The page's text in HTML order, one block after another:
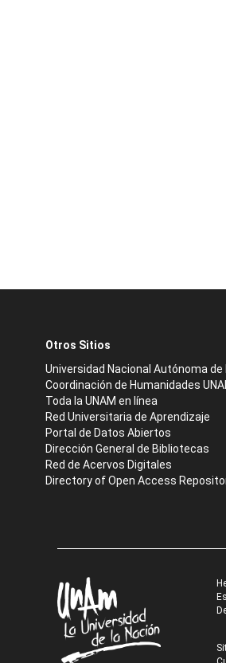
Otros Sitios
Universidad Nacional Autónoma de
Coordinación de Humanidades
Toda la UNAM en línea
Red Universitaria de Aprendizaje
Portal de Datos Abiertos
Dirección General de Bibliotecas
Red de Acervos Digitales
Directory of Open Access